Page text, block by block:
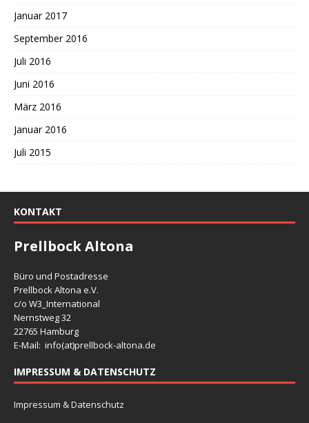
Januar 2017
September 2016
Juli 2016
Juni 2016
März 2016
Januar 2016
Juli 2015
KONTAKT
Prellbock Altona
Büro und Postadresse
Prellbock Altona e.V.
c/o W3_International
Nernstweg 32
22765 Hamburg
E-Mail: info(at)prellbock-altona.de
IMPRESSUM & DATENSCHUTZ
Impressum & Datenschutz